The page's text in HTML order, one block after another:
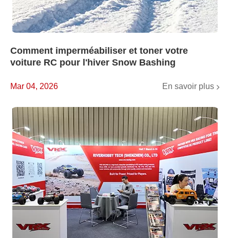
Comment imperméabiliser et toner votre
voiture RC pour l'hiver Snow Bashing
Mar 04, 2026 En savoir plus